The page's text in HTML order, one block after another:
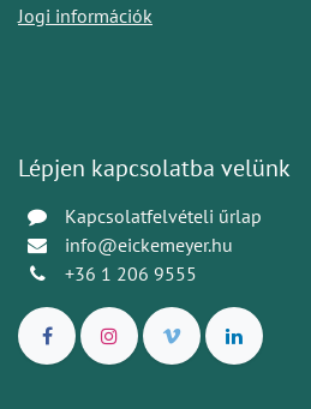
Jogi információk
Lépjen kapcsolatba velünk
Kapcsolatfelvételi űrlap
info@eickemeyer.hu
+36 1 206 9555